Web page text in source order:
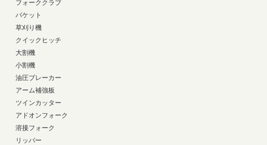
フォーククラブ
バケット
草刈り機
クイックヒッチ
大割機
小割機
油圧ブレーカー
アーム補強板
ツインカッター
アドオンフォーク
溶接フォーク
リッパー